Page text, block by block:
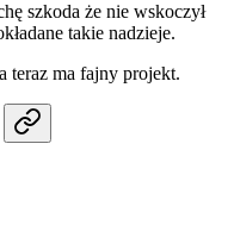
szkoda że nie wskoczył
takie nadzieje.
teraz ma fajny projekt.